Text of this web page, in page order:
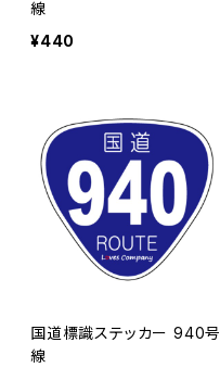
線
¥440
国道標識ステッカー 940号
線